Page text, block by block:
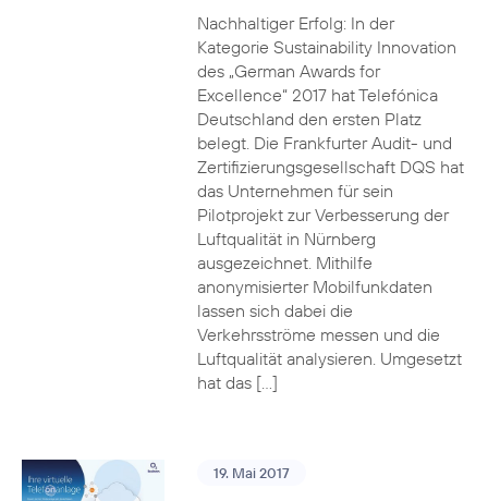
Nachhaltiger Erfolg: In der
Kategorie Sustainability Innovation
des „German Awards for
Excellence“ 2017 hat Telefónica
Deutschland den ersten Platz
belegt. Die Frankfurter Audit- und
Zertifizierungsgesellschaft DQS hat
das Unternehmen für sein
Pilotprojekt zur Verbesserung der
Luftqualität in Nürnberg
ausgezeichnet. Mithilfe
anonymisierter Mobilfunkdaten
lassen sich dabei die
Verkehrsströme messen und die
Luftqualität analysieren. Umgesetzt
hat das […]
19. Mai 2017